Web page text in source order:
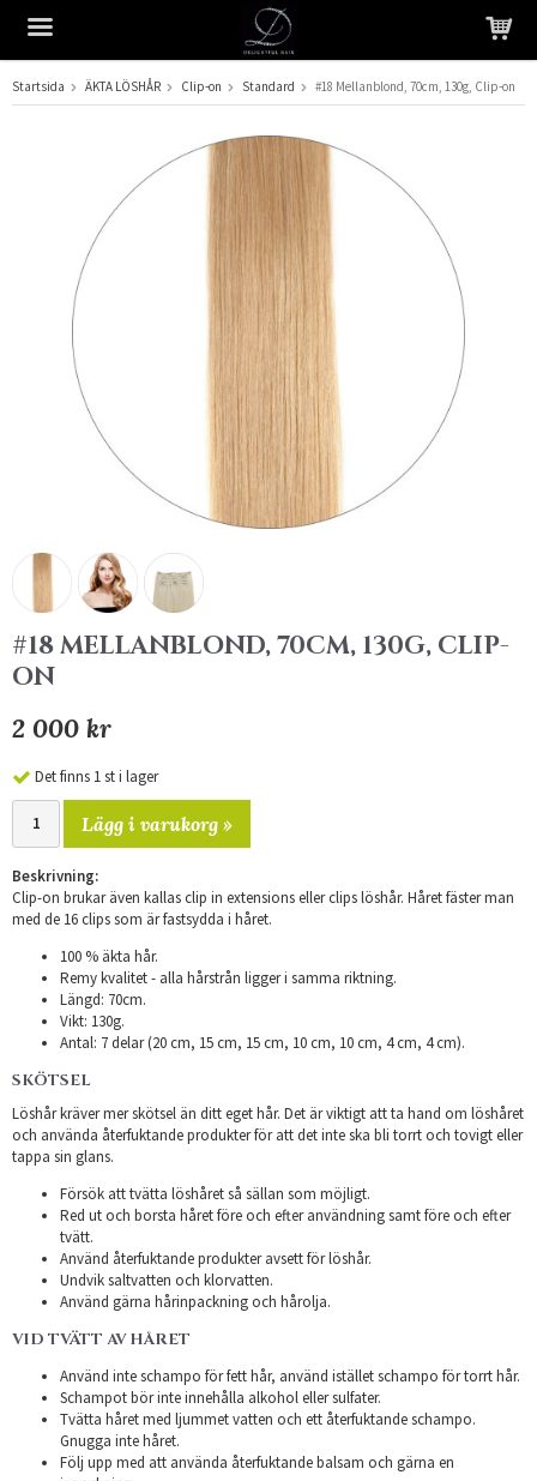
Produkten har blivit tillagd i varukorgen
Startsida ÄKTA LÖSHÅR Clip-on Standard #18 Mellanblond, 70cm, 130g, Clip-on
#18 MELLANBLOND, 70CM, 130G, CLIP-
ON
2 000 kr
Det finns 1 st i lager
Lägg i varukorg »
Beskrivning:
Clip-on brukar även kallas clip in extensions eller clips löshår. Håret fäster man
med de 16 clips som är fastsydda i håret.
100 % äkta hår.
Remy kvalitet - alla hårstrån ligger i samma riktning.
Längd: 70cm.
Vikt: 130g.
Antal: 7 delar (20 cm, 15 cm, 15 cm, 10 cm, 10 cm, 4 cm, 4 cm).
SKÖTSEL
Löshår kräver mer skötsel än ditt eget hår. Det är viktigt att ta hand om löshåret
och använda återfuktande produkter för att det inte ska bli torrt och tovigt eller
tappa sin glans.
Försök att tvätta löshåret så sällan som möjligt.
Red ut och borsta håret före och efter användning samt före och efter
tvätt.
Använd återfuktande produkter avsett för löshår.
Undvik saltvatten och klorvatten.
Använd gärna hårinpackning och hårolja.
VID TVÄTT AV HÅRET
Använd inte schampo för fett hår, använd istället schampo för torrt hår.
Schampot bör inte innehålla alkohol eller sulfater.
Tvätta håret med ljummet vatten och ett återfuktande schampo.
Gnugga inte håret.
Följ upp med att använda återfuktande balsam och gärna en